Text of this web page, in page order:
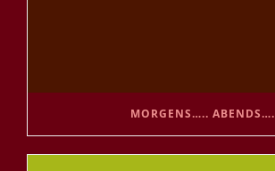
MORGENS….. ABENDS….